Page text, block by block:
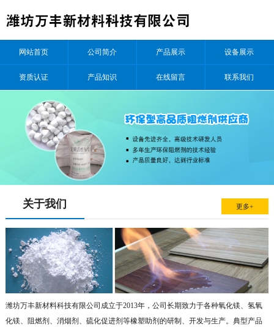
网站首页 公司简介 产品展示 设备展示
资质认证 产品知识 在线留言 联系我们
关于我们 更多+
潍坊万丰新材料科技有限公司成立于2013年，公司长期致力于各种氧化镁、氢氧
化镁、阻燃剂、消烟剂、硫化促进剂等橡塑助剂的研制、开发与生产。典型产品